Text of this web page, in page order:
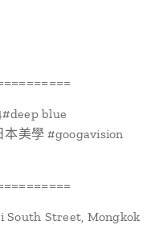
blue
美學 #googavision
South Street, Mongkok